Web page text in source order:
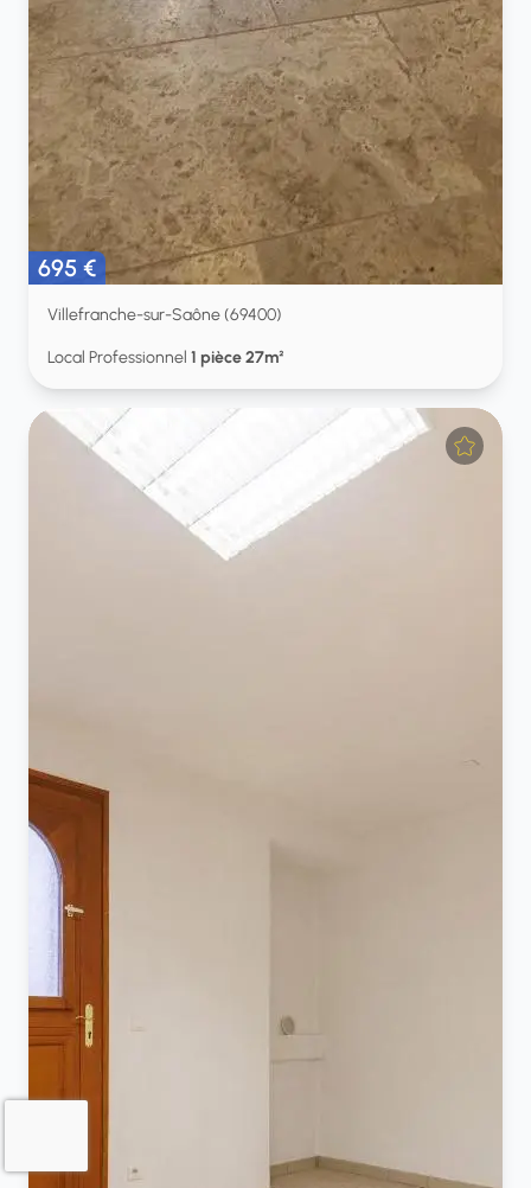
695 €
Villefranche-sur-Saône (69400)
Local Professionnel 1 pièce 27m²